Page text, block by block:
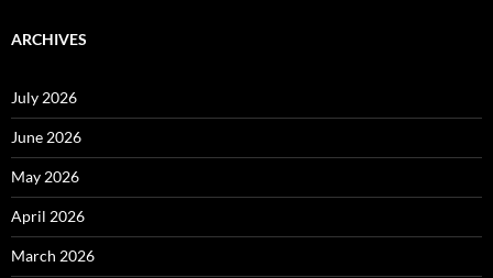
ARCHIVES
July 2026
June 2026
May 2026
April 2026
March 2026